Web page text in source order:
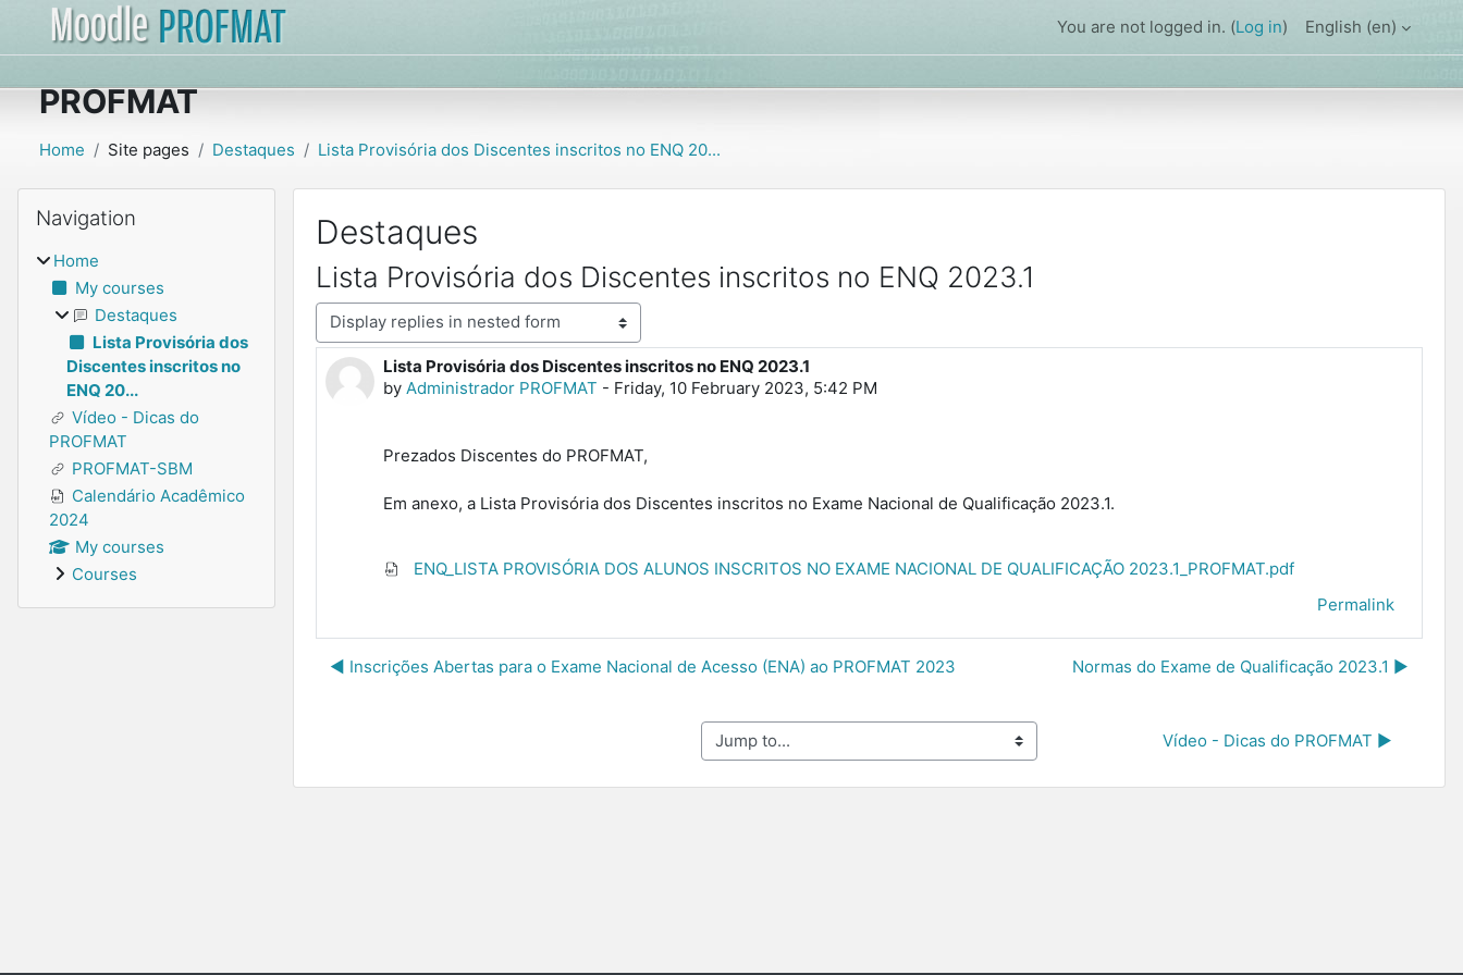
Skip to main content
English ‎(en)‎
You are not logged in. (Log in)
PROFMAT
Home Site pages Destaques Lista Provisória dos Discentes inscritos no ENQ 20...
Destaques
Lista Provisória dos Discentes inscritos no ENQ 2023.1
Display mode
Lista Provisória dos Discentes inscritos no ENQ 2023.1
by Administrador PROFMAT - Friday, 10 February 2023, 5:42 PM
Number of replies: 0
Prezados Discentes do PROFMAT,
Em anexo, a Lista Provisória dos Discentes inscritos no Exame Nacional de Qualificação 2023.1.
ENQ_LISTA PROVISÓRIA DOS ALUNOS INSCRITOS NO EXAME NACIONAL DE QUALIFICAÇÃO 2023.1_PROFMAT.pdf
Permalink
◀︎ Inscrições Abertas para o Exame Nacional de Acesso (ENA) ao PROFMAT 2023 Normas do Exame de Qualificação 2023.1 ▶︎
Jump to... Vídeo - Dicas do PROFMAT ▶︎
Blocks
Navigation
Home
My courses
Destaques
Lista Provisória dos
Discentes inscritos no
ENQ 20...
Vídeo - Dicas do
PROFMAT
PROFMAT-SBM
Calendário Acadêmico
2024
My courses
Courses